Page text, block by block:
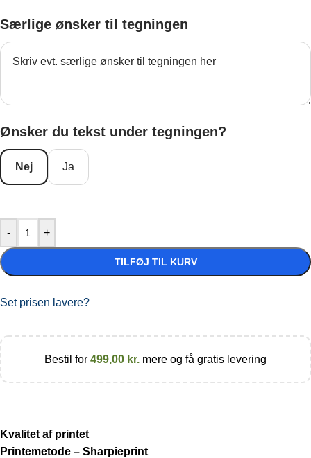
Særlige ønsker til tegningen
Ønsker du tekst under tegningen?
Nej Ja
- +
TILFØJ TIL KURV
Set prisen lavere?
Bestil for 499,00 kr. mere og få gratis levering
Kvalitet af printet
Printemetode – Sharpieprint